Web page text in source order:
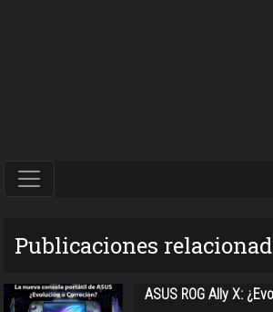
Publicaciones
ASUS ROG Ally X: